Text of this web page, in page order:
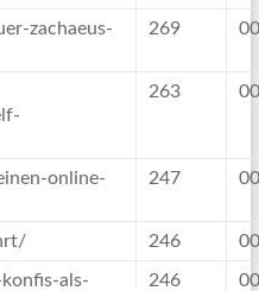
zachaeus-
269
263
online-
247
246
als-
246